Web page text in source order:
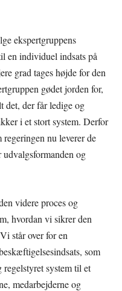
ekspertgruppens
en individuel indsats på
grad tages højde for den
gødet jorden for,
det, der får ledige og
i et stort system. Derfor
nu leverer de
og
videre proces og
hvordan vi sikrer den
står over for en
som
system til et
medarbejderne og